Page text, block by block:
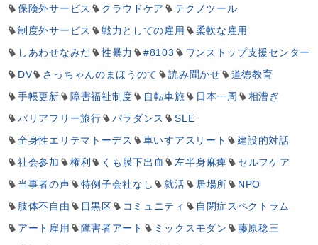
保険外サービス
クラウドケア
テクノツール
制度外サービス
戦力としての雇用
柔軟な雇用
しあわせなみだ
性暴力 #8103
ワンストップ支援センター
DV
さっちゃんのまほうのて 読み聞かせ
道徳教育
手帳更新
障害福祉制度 自転車旅 日本一周
相漕ぎ
バリアフリー旅行
パラダンス
SLE
全身性エリテマトーデス
車いすアスリート
建設的対話
社会参加
権利 くも膜下出血 左半身麻痺
セルフケア
当事者の声
特例子会社なし 就活 居場所
NPO
肢体不自由
目黒区 コミュニティ
自閉症スペクトラム
アート雇用
障害者アート ミックスモダン
藤原稔三